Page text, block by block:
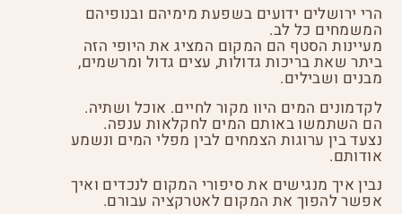
הרי ירושלים ידועים בשפעת מימיהם ובנופיהם
המשמחים כל לב.
מעיינות הסטף הם המקום המציג את היופי הזה
ביתר שאת בריכות גדולות, עצים גדול ומרשמים,
מבנים ושבילים.
לקדמונים המים היוו מקור לחיים. אוכל ושתיה.
הם השתמשו באותם המים לחקלאות ענפה.
נצעד בין ערוגות הצמחים לבין מפלי המים ונשמע
אודותם.
נבין איך מנגישים את סיפורי המקום לנכדים ואיך
אפשר להפוך את המקום לאטרקציה עבורם.